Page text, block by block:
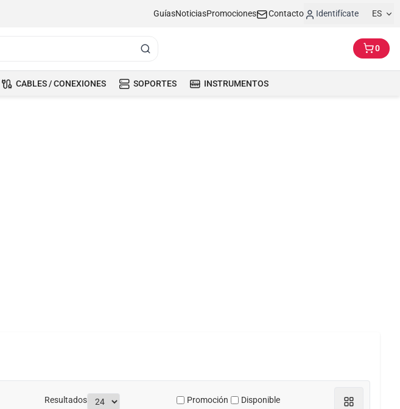
GuíasNoticiasPromociones Contacto Identifícate ES
0
CABLES / CONEXIONES SOPORTES INSTRUMENTOS
Resultados Promoción Disponible